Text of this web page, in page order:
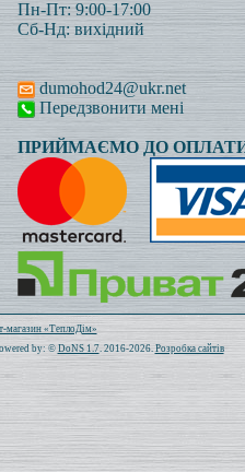
Пн-Пт: 9:00-17:00
Сб-Нд: вихідний
dumohod24@ukr.net
Передзвонити мені
ПРИЙМАЄМО ДО
Сьогодні: 213
магазин «ТеплоДім»
by: © DoNS 1.7. 2016-2026. Розробка сайтів